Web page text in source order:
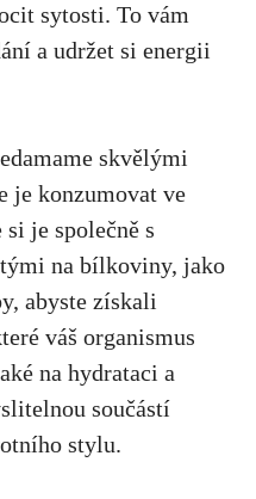
sytosti. To vám
a udržet si energii
‌skvělými
‍je konzumovat ⁢ve
je ⁣společně s
na bílkoviny, jako⁣
abyste získali
váš organismus
na‍ hydrataci a
součástí
stylu.